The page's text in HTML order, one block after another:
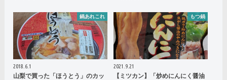
鍋あれこれ
2018.6.1
山梨で買った「ほうとう」のカッ
もつ鍋
2021.9.21
【ミツカン】「炒めにんにく醤油